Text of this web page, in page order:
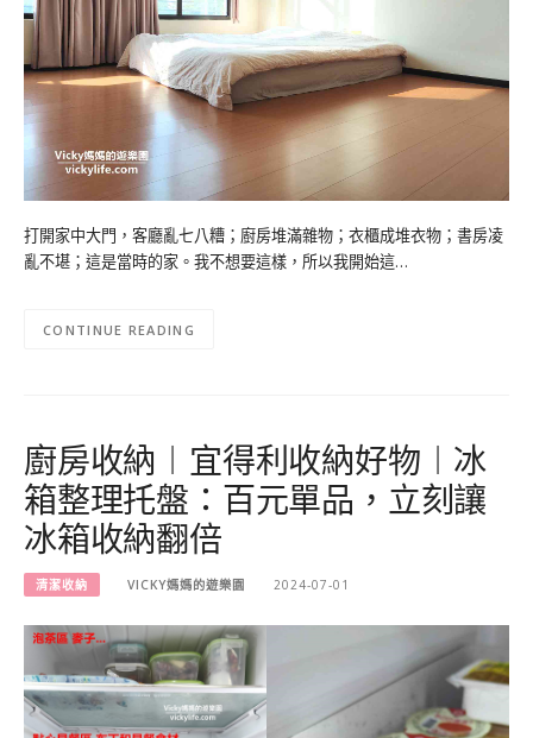
打開家中大門，客廳亂七八糟；廚房堆滿雜物；衣櫃成堆衣物；書房凌
亂不堪；這是當時的家。我不想要這樣，所以我開始這…
CONTINUE READING
廚房收納︱宜得利收納好物︱冰
箱整理托盤：百元單品，立刻讓
冰箱收納翻倍
清潔收納 VICKY媽媽的遊樂園 2024-07-01